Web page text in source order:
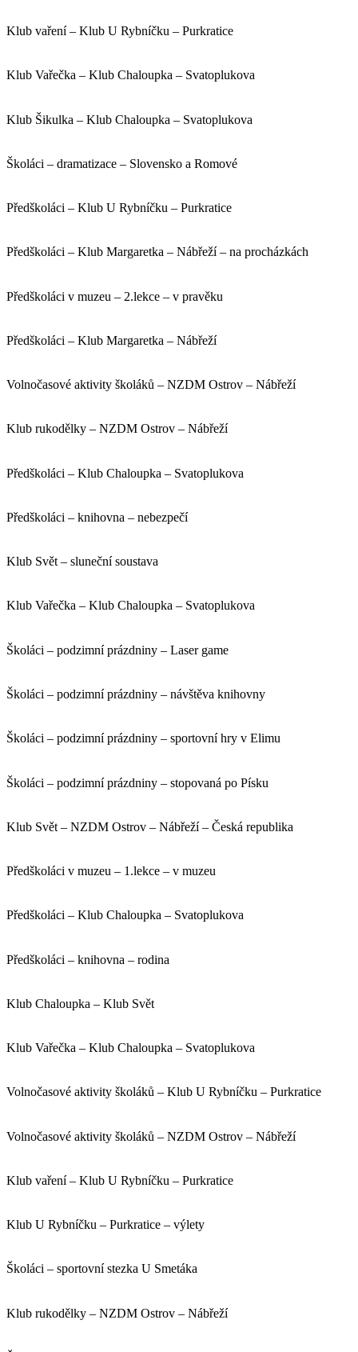
Klub vaření – Klub U Rybníčku – Purkratice
Klub Vařečka – Klub Chaloupka – Svatoplukova
Klub Šikulka – Klub Chaloupka – Svatoplukova
Školáci – dramatizace – Slovensko a Romové
Předškoláci – Klub U Rybníčku – Purkratice
Předškoláci – Klub Margaretka – Nábřeží – na procházkách
Předškoláci v muzeu – 2.lekce – v pravěku
Předškoláci – Klub Margaretka – Nábřeží
Volnočasové aktivity školáků – NZDM Ostrov – Nábřeží
Klub rukodělky – NZDM Ostrov – Nábřeží
Předškoláci – Klub Chaloupka – Svatoplukova
Předškoláci – knihovna – nebezpečí
Klub Svět – sluneční soustava
Klub Vařečka – Klub Chaloupka – Svatoplukova
Školáci – podzimní prázdniny – Laser game
Školáci – podzimní prázdniny – návštěva knihovny
Školáci – podzimní prázdniny – sportovní hry v Elimu
Školáci – podzimní prázdniny – stopovaná po Písku
Klub Svět – NZDM Ostrov – Nábřeží – Česká republika
Předškoláci v muzeu – 1.lekce – v muzeu
Předškoláci – Klub Chaloupka – Svatoplukova
Předškoláci – knihovna – rodina
Klub Chaloupka – Klub Svět
Klub Vařečka – Klub Chaloupka – Svatoplukova
Volnočasové aktivity školáků – Klub U Rybníčku – Purkratice
Volnočasové aktivity školáků – NZDM Ostrov – Nábřeží
Klub vaření – Klub U Rybníčku – Purkratice
Klub U Rybníčku – Purkratice – výlety
Školáci – sportovní stezka U Smetáka
Klub rukodělky – NZDM Ostrov – Nábřeží